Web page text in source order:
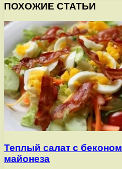
ПОХОЖИЕ СТАТЬИ
Теплый салат с
майонеза